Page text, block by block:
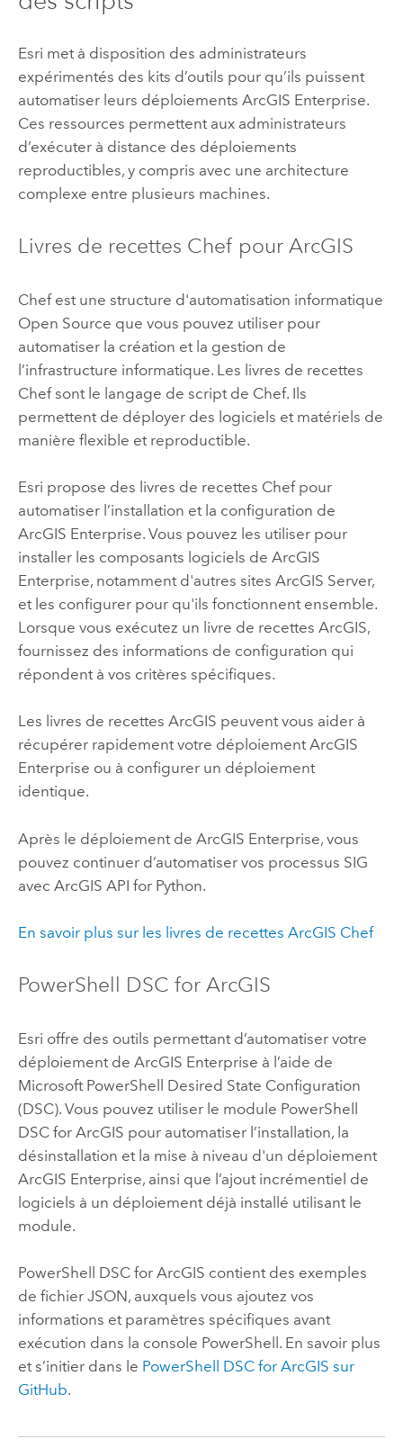
Esri met à disposition des administrateurs
expérimentés des kits d’outils pour qu’ils puissent
automatiser leurs déploiements ArcGIS Enterprise.
Ces ressources permettent aux administrateurs
d’exécuter à distance des déploiements
reproductibles, y compris avec une architecture
complexe entre plusieurs machines.
Livres de recettes Chef pour ArcGIS
Chefest une structure d'automatisation informatique
Open Source que vous pouvez utiliser pour
automatiser la création et la gestion de
l’infrastructure informatique. Les livres de recettes
Chefsont le langage de script de Chef. Ils
permettent de déployer des logiciels et matériels de
manière flexible et reproductible.
Esri propose des livres de recettes Chefpour
automatiser l’installation et la configuration de
ArcGIS Enterprise. Vous pouvez les utiliser pour
installer les composants logiciels de ArcGIS
Enterprise, notamment d'autres sites ArcGIS Server,
et les configurer pour qu'ils fonctionnent ensemble.
Lorsque vous exécutez un livre de recettes ArcGIS,
fournissez des informations de configuration qui
répondent à vos critères spécifiques.
Les livres de recettes ArcGIS peuvent vous aider à
récupérer rapidement votre déploiement ArcGIS
Enterprise ou à configurer un déploiement
identique.
Après le déploiement de ArcGIS Enterprise, vous
pouvez continuer d’automatiser vos processus SIG
avec ArcGIS API for Python.
En savoir plus sur les livres de recettes ArcGIS Chef
PowerShell DSC for ArcGIS
Esri offre des outils permettant d’automatiser votre
déploiement de ArcGIS Enterprise à l’aide de
Microsoft PowerShell Desired State Configuration
(DSC). Vous pouvez utiliser le module PowerShell
DSCfor ArcGIS pour automatiser l’installation, la
désinstallation et la mise à niveau d'un déploiement
ArcGIS Enterprise, ainsi que l’ajout incrémentiel de
logiciels à un déploiement déjà installé utilisant le
module.
PowerShell DSCfor ArcGIS contient des exemples
de fichier JSON, auxquels vous ajoutez vos
informations et paramètres spécifiques avant
exécution dans la console PowerShell. En savoir plus
et s’initier dans le PowerShell DSCfor ArcGIS sur
GitHub.